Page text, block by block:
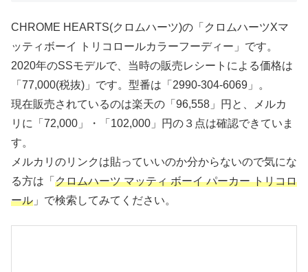
CHROME HEARTS(クロムハーツ)の「クロムハーツXマ
ッティボーイ トリコロールカラーフーディー」です。
2020年のSSモデルで、当時の販売レシートによる価格は
「77,000(税抜)」です。型番は「2990-304-6069」。
現在販売されているのは楽天の「96,558」円と、メルカ
リに「72,000」・「102,000」円の３点は確認できていま
す。
メルカリのリンクは貼っていいのか分からないので気にな
る方は「 クロムハーツ マッティ ボーイ パーカー トリコロ
ール 」で検索してみてください。